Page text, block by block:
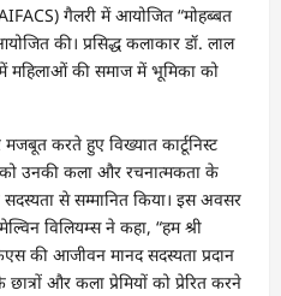
गैलरी में आयोजित “मोहब्बत
की। प्रसिद्ध कलाकार डॉ. लाल
में महिलाओं की समाज में भूमिका को
करते हुए विख्यात कार्टूनिस्ट
को उनकी कला और रचनात्मकता के
से सम्मानित किया। इस अवसर
विलियम्स ने कहा, “हम श्री
की आजीवन मानद सदस्यता प्रदान
और कला प्रेमियों को प्रेरित करने